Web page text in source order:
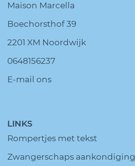
Maison Marcella
Boechorsthof 39
2201 XM Noordwijk
0648156237
E-mail ons
LINKS
Rompertjes met tekst
Zwangerschaps aankondiging